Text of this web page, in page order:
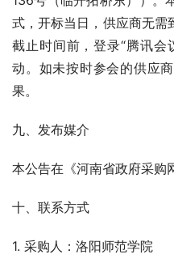
式，开标当日，供应商无需
截止时间前，登录“腾讯会
动。如未按时参会的供应
果。
九、发布媒介
本公告在《河南省政府采购
十、联系方式
1. 采购人：洛阳师范学院